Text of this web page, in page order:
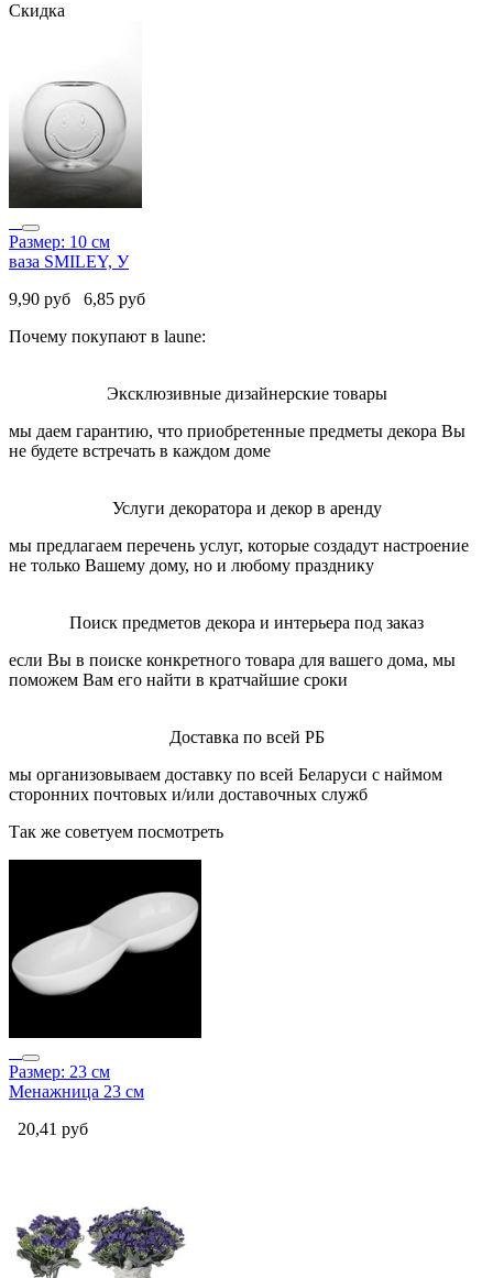
Скидка
Размер: 10 см
ваза SMILEY, У
9,90 руб 6,85 руб
Почему покупают в laune:
Эксклюзивные дизайнерские товары
мы даем гарантию, что приобретенные предметы декора Вы
не будете встречать в каждом доме
Услуги декоратора и декор в аренду
мы предлагаем перечень услуг, которые создадут настроение
не только Вашему дому, но и любому празднику
Поиск предметов декора и интерьера под заказ
если Вы в поиске конкретного товара для вашего дома, мы
поможем Вам его найти в кратчайшие сроки
Доставка по всей РБ
мы организовываем доставку по всей Беларуси с наймом
сторонних почтовых и/или доставочных служб
Так же советуем посмотреть
Размер: 23 см
Менажница 23 см
20,41 руб